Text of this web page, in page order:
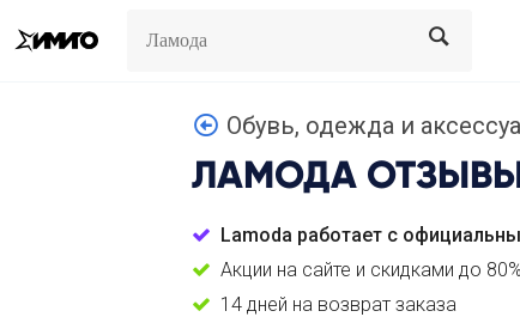
Search
Обувь, одежда и
ЛАМОДА
Lamoda работает с
Акции на сайте и скидками до 80%
14 дней на возврат заказа